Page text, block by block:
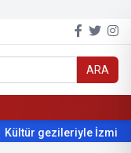
ARA
Kültür gezileriyle İzmir’i